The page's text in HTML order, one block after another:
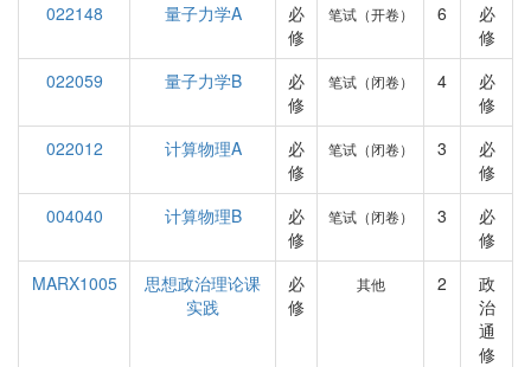
022148
量子力学A
必
修
笔试（开卷） 6
必
修
022059
量子力学B
必
修
笔试（闭卷） 4
必
修
022012
计算物理A
必
修
笔试（闭卷） 3
必
修
004040
计算物理B
必
修
笔试（闭卷） 3
必
修
MARX1005
思想政治理论课
实践
必
修
其他 2
政
治
通
修